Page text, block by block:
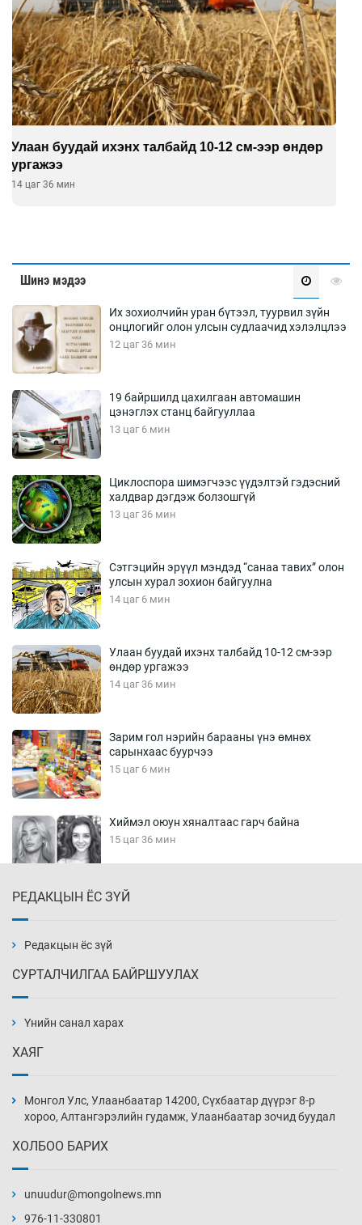
Хиймэл оюун хяналтаас гарч байна
15 цаг 36 мин
Шинэ мэдээ
Их зохиолчийн уран бүтээл, туурвил зүйн
онцлогийг олон улсын судлаачид хэлэлцлээ
12 цаг 36 мин
19 байршилд цахилгаан автомашин
цэнэглэх станц байгууллаа
13 цаг 6 мин
Циклоспора шимэгчээс үүдэлтэй гэдэсний
халдвар дэгдэж болзошгүй
13 цаг 36 мин
Сэтгэцийн эрүүл мэндэд “санаа тавих” олон
улсын хурал зохион байгуулна
14 цаг 6 мин
Улаан буудай ихэнх талбайд 10-12 см-ээр
өндөр ургажээ
14 цаг 36 мин
Зарим гол нэрийн барааны үнэ өмнөх
сарынхаас буурчээ
15 цаг 6 мин
Хиймэл оюун хяналтаас гарч байна
15 цаг 36 мин
16 цаг 6 мин
нэмэгджээ
16 цаг 36 мин
17 цаг 6 мин
РЕДАКЦЫН ЁС ЗҮЙ
Редакцын ёс зүй
СУРТАЛЧИЛГАА БАЙРШУУЛАХ
Үнийн санал харах
ХАЯГ
Монгол Улс, Улаанбаатар 14200, Сүхбаатар дүүрэг 8-р
хороо, Алтангэрэлийн гудамж, Улаанбаатар зочид буудал
ХОЛБОО БАРИХ
unuudur@mongolnews.mn
976-11-330801